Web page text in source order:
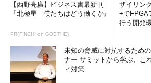
【西野亮廣】ビジネス書最新刊
『北極星 僕たちはどう働くか』
PR(FINCHI on GOETHE)
ザイリン
+でFPGA
行う開発
未知の脅威に対抗するため
ナー サミットから学ぶ、こ
ィ対策